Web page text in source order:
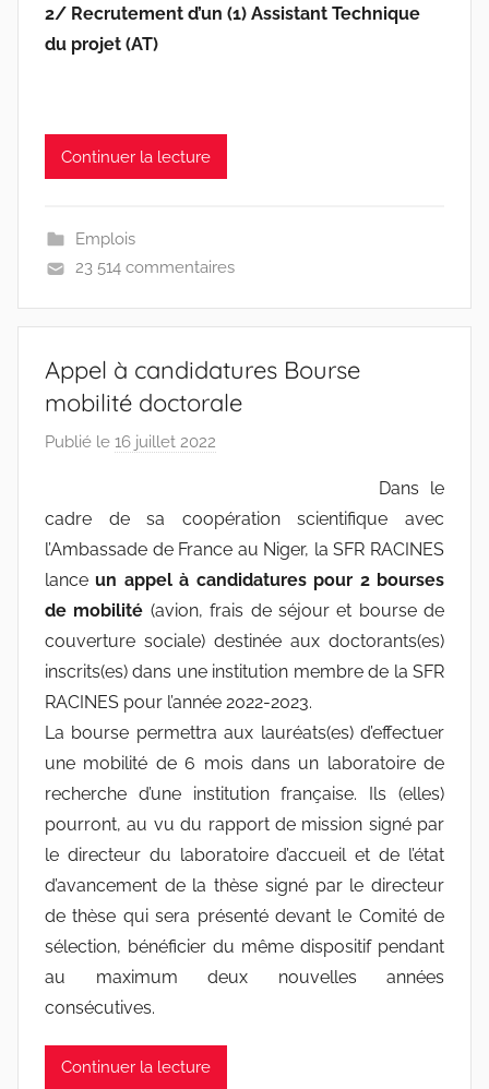
2/ Recrutement d’un (1) Assistant Technique
du projet (AT)
Continuer la lecture
Emplois
23 514 commentaires
Appel à candidatures Bourse
mobilité doctorale
Publié le 16 juillet 2022
r
a
c
i
n
e
s
p
Dans le
cadre de sa coopération scientifique avec
l’Ambassade de France au Niger, la SFR RACINES
lanceun appel à candidatures pour 2 bourses
de mobilité (avion, frais de séjour et bourse de
couverture sociale) destinée aux doctorants(es)
inscrits(es) dans une institution membre de la SFR
RACINES pour l’année 2022-2023.
La bourse permettra aux lauréats(es) d’effectuer
une mobilité de 6 mois dans un laboratoire de
recherche d’une institution française. Ils (elles)
pourront, au vu du rapport de mission signé par
le directeur du laboratoire d’accueil et de l’état
d’avancement de la thèse signé par le directeur
de thèse qui sera présenté devant le Comité de
sélection, bénéficier du même dispositif pendant
au maximum deux nouvelles années
consécutives.
Continuer la lecture